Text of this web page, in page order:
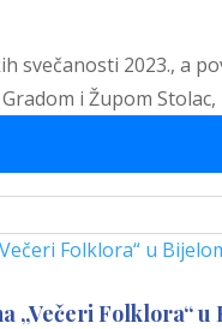
svečanosti 2023., a
i Župom
„Večeri Folklora“